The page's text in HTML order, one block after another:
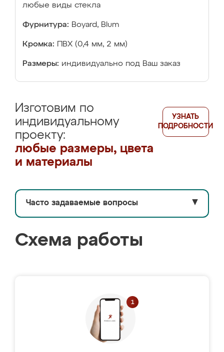
любые виды стекла
Фурнитура: Boyard, Blum
Кромка: ПВХ (0,4 мм, 2 мм)
Размеры: индивидуально под Ваш заказ
Изготовим по
индивидуальному
проекту:
любые размеры, цвета
и материалы
УЗНАТЬ
ПОДРОБНОСТИ
Часто задаваемые вопросы ▼
Схема работы